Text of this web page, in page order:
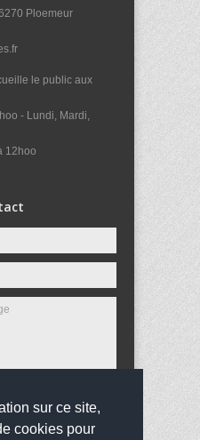
sur ce site,
cookies pour
Ploemeur
le public aux
- Lundi, Mardi,
12hoo